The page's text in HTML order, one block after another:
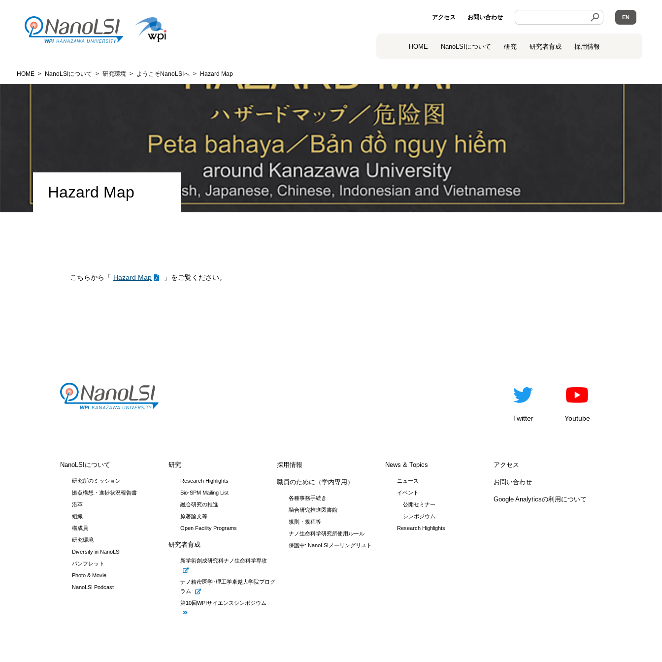
アクセス お問い合わせ EN
HOME NanoLSIについて 研究 研究者育成 採用情報
HOME > NanoLSIについて > 研究環境 > ようこそNanoLSIへ > Hazard Map
Hazard Map
こちらから「 Hazard Map 」をご覧ください。
Twitter Youtube
NanoLSIについて
研究所のミッション
拠点構想・進捗状況報告書
沿革
組織
構成員
研究環境
Diversity in NanoLSI
パンフレット
Photo & Movie
NanoLSI Podcast
研究
Research Highlights
Bio-SPM Mailing List
融合研究の推進
原著論文等
Open Facility Programs
研究者育成
新学術創成研究科ナノ生命科学専攻
ナノ精密医学･理工学卓越大学院プログ
ラム
第10回WPIサイエンスシンポジウム
採用情報
職員のために（学内専用）
各種事務手続き
融合研究推進図書館
規則・規程等
ナノ生命科学研究所使用ルール
保護中: NanoLSIメーリングリスト
News & Topics
ニュース
イベント
公開セミナー
シンポジウム
Research Highlights
アクセス
お問い合わせ
Google Analyticsの利用について